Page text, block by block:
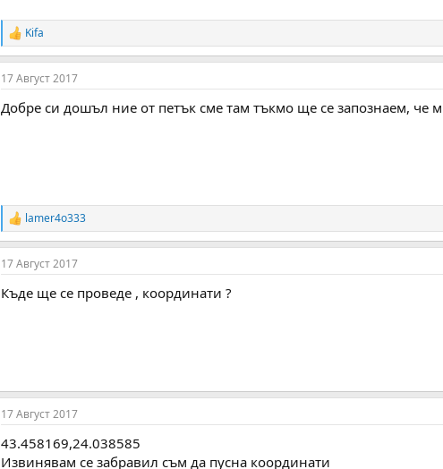
:
R
e
a
c
i
Kifa
17 Август 2017
Добре си дошъл ние от петък сме там тъкмо ще се запознаем, че
R
e
a
c
i
lamer4o333
17 Август 2017
Къде ще се проведе , координати ?
17 Август 2017
43.458169,24.038585
Извинявам се забравил съм да пусна координати